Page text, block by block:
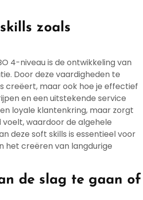
zoals
4-niveau is de ontwikkeling van
Door deze vaardigheden te
creëert, maar ook hoe je effectief
en een uitstekende service
loyale klantenkring, maar zorgt
waardoor de algehele
deze soft skills is essentieel voor
het creëren van langdurige
de slag te gaan of